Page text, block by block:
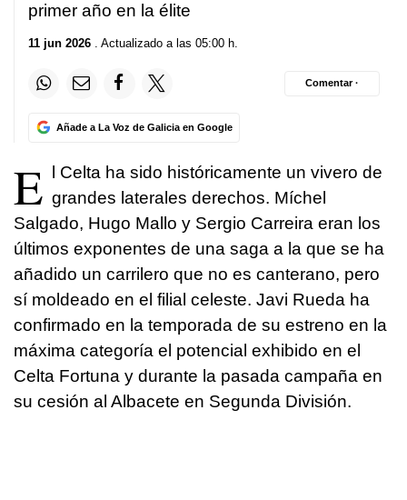
primer año en la élite
11 jun 2026 . Actualizado a las 05:00 h.
Añade a La Voz de Galicia en Google
Comentar ·
E l Celta ha sido históricamente un vivero de
grandes laterales derechos. Míchel
Salgado, Hugo Mallo y Sergio Carreira eran los
últimos exponentes de una saga a la que se ha
añadido un carrilero que no es canterano, pero
sí moldeado en el filial celeste. Javi Rueda ha
confirmado en la temporada de su estreno en la
máxima categoría el potencial exhibido en el
Celta Fortuna y durante la pasada campaña en
su cesión al Albacete en Segunda División.